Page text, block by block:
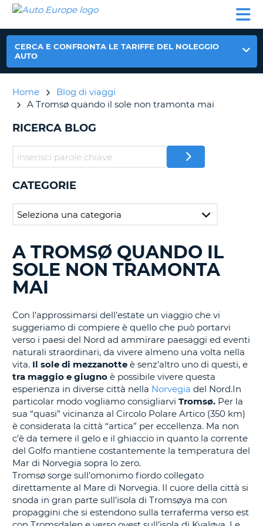
NOLEGGIO
NOLEGGIO
AUTO
EUROPE
NOLEGGIO
CAMPER
PARTNER
AIUTO
MIO
GESTISCI
ITALIA
CERCA E CONFRONTA LE TARIFFE DEL NOLEGGIO
AUTO
Home
Blog di viaggi
A Tromsø quando il sole non tramonta mai
RICERCA BLOG
CATEGORIE
RICERCA
BLOG
IN
CORSO......
A TROMSØ QUANDO IL
SOLE NON TRAMONTA
MAI
Con l’approssimarsi dell’estate un viaggio che vi
suggeriamo di compiere è quello che può portarvi
verso i paesi del Nord ad ammirare paesaggi ed eventi
naturali straordinari, da vivere almeno una volta nella
vita. Il sole di mezzanotte è senz’altro uno di questi, e
tra maggio e giugno è possibile vivere questa
esperienza in diverse città nella Norvegia del Nord.In
particolar modo vogliamo consigliarvi Tromsø. Per la
sua “quasi” vicinanza al Circolo Polare Artico (350 km)
è considerata la città “artica” per eccellenza. Ma non
c’è da temere il gelo e il ghiaccio in quanto la corrente
del Golfo mantiene costantemente la temperatura del
Mar di Norvegia sopra lo zero.
Tromsø sorge sull’omonimo fiordo collegato
direttamente al Mare di Norvegia. Il cuore della città si
snoda in gran parte sull’isola di Tromsøya ma con
propaggini che si estendono sulla terraferma verso est